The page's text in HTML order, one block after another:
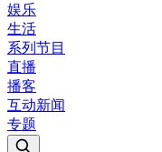
娱乐
生活
系列节目
直播
播客
互动新闻
专题